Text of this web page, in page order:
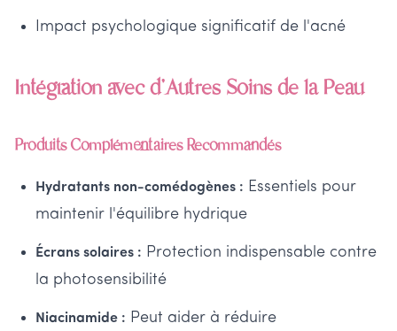
Impact psychologique significatif de l'acné
Intégration avec d'Autres Soins de la Peau
Produits Complémentaires Recommandés
Hydratants non-comédogènes : Essentiels pour
maintenir l'équilibre hydrique
Écrans solaires : Protection indispensable contre
la photosensibilité
Niacinamide : Peut aider à réduire